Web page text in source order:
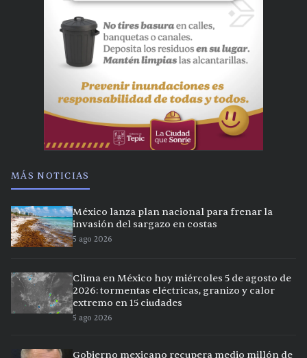
MÁS NOTICIAS
México lanza plan nacional para frenar la
invasión del sargazo en costas
5 ago 2026
Clima en México hoy miércoles 5 de agosto de
2026: tormentas eléctricas, granizo y calor
extremo en 15 ciudades
5 ago 2026
Gobierno mexicano recupera medio millón de